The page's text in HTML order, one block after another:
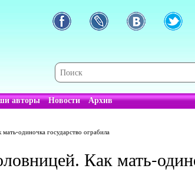
авторы Новости Архив
одиночка государство ограбила
Как мать-